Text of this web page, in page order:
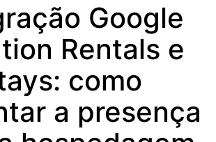
Google
Rentals e
como
a presença